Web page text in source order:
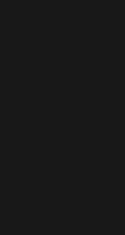
przy­słu­